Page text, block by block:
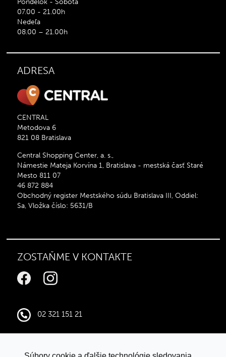
Pondelok - Sobota
07.00 - 21.00h
Nedeľa
08.00 – 21.00h
ADRESA
CENTRAL
Metodova 6
821 08 Bratislava
Central Shopping Center, a. s.,
Námestie Mateja Korvína 1, Bratislava - mestská časť Staré
Mesto 811 07
46 872 884
Obchodný register Mestského súdu Bratislava III, Oddiel:
Sa, Vložka číslo: 5631/B
ZOSTAŇME V KONTAKTE
02 321 151 21